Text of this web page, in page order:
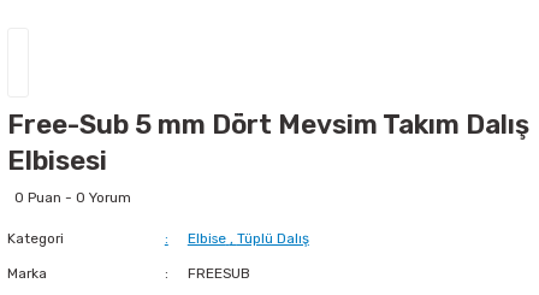
Free-Sub 5 mm Dört Mevsim Takım Dalış
Elbisesi
0 Puan - 0 Yorum
Kategori Elbise , Tüplü Dalış
Marka FREESUB